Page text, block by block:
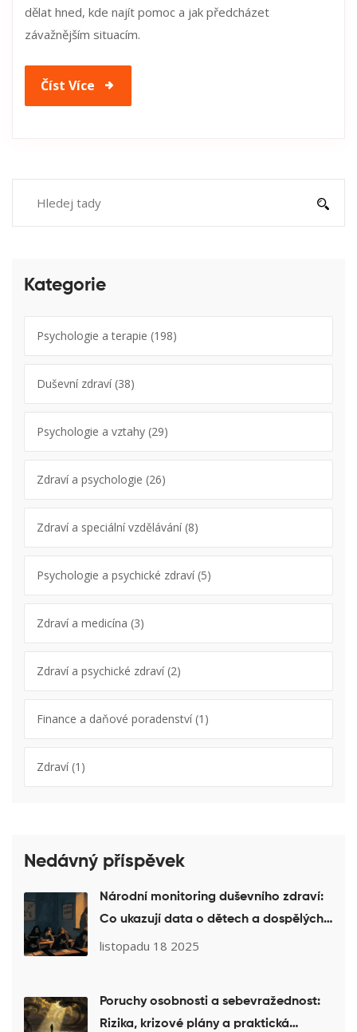
dělat hned, kde najít pomoc a jak předcházet
závažnějším situacím.
Číst Více
Kategorie
Psychologie a terapie (198)
Duševní zdraví(38)
Psychologie a vztahy (29)
Zdraví a psychologie (26)
Zdraví a speciální vzdělávání(8)
Psychologie a psychické zdraví(5)
Zdraví a medicína (3)
Zdraví a psychické zdraví(2)
Finance a daňové poradenství(1)
Zdraví(1)
Nedávný příspěvek
Národní monitoring duševního zdraví:
Co ukazují data o dětech a dospělých
v ČR
listopadu 18 2025
Poruchy osobnosti a sebevražednost:
Rizika, krizové plány a praktická